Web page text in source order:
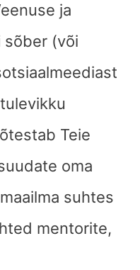
ja
sõber (või
Teie
oma
suhtes
mentorite,